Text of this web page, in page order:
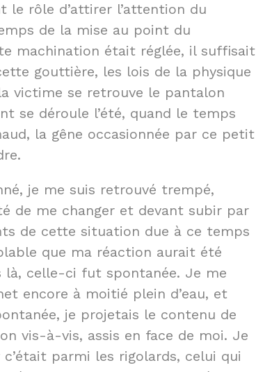
le rôle d’attirer l’attention du
de la mise au point du
machination était réglée, il suffisait
gouttière, les lois de la physique
victime se retrouve le pantalon
se déroule l’été, quand le temps
la gêne occasionnée par ce petit
je me suis retrouvé trempé,
de me changer et devant subir par
de cette situation due à ce temps
que ma réaction aurait été
celle-ci fut spontanée. Je me
encore à moitié plein d’eau, et
je projetais le contenu de
vis-à-vis, assis en face de moi. Je
c’était parmi les rigolards, celui qui